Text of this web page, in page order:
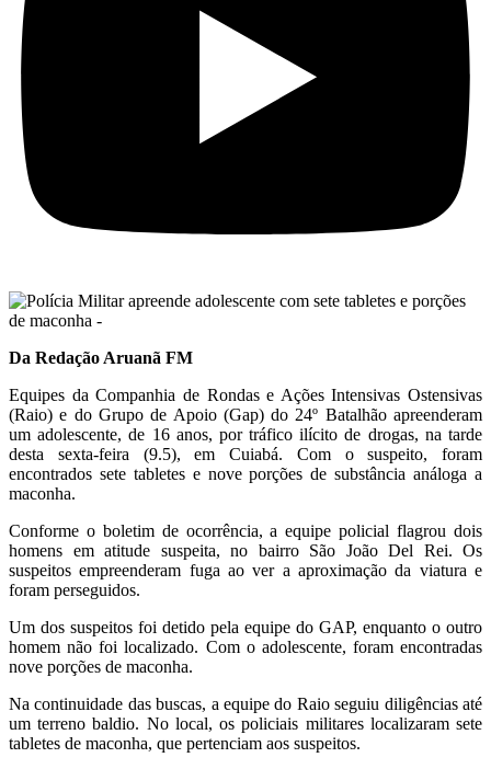
Da Redação Aruanã FM
Equipes da Companhia de Rondas e Ações Intensivas Ostensivas
(Raio) e do Grupo de Apoio (Gap) do 24º Batalhão apreenderam
um adolescente, de 16 anos, por tráfico ilícito de drogas, na tarde
desta sexta-feira (9.5), em Cuiabá. Com o suspeito, foram
encontrados sete tabletes e nove porções de substância análoga a
maconha.
Conforme o boletim de ocorrência, a equipe policial flagrou dois
homens em atitude suspeita, no bairro São João Del Rei. Os
suspeitos empreenderam fuga ao ver a aproximação da viatura e
foram perseguidos.
Um dos suspeitos foi detido pela equipe do GAP, enquanto o outro
homem não foi localizado. Com o adolescente, foram encontradas
nove porções de maconha.
Na continuidade das buscas, a equipe do Raio seguiu diligências até
um terreno baldio. No local, os policiais militares localizaram sete
tabletes de maconha, que pertenciam aos suspeitos.